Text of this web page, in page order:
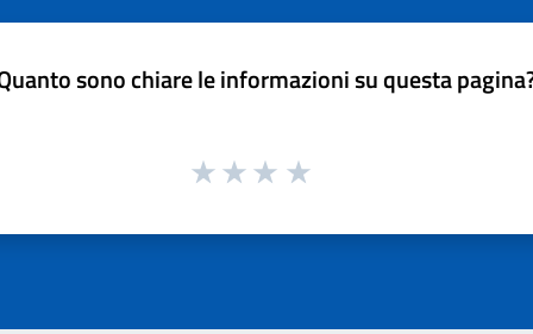
sono chiare le informazioni su questa